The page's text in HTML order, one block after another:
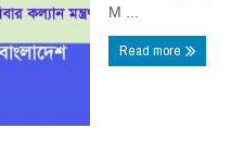
M ...
Read more